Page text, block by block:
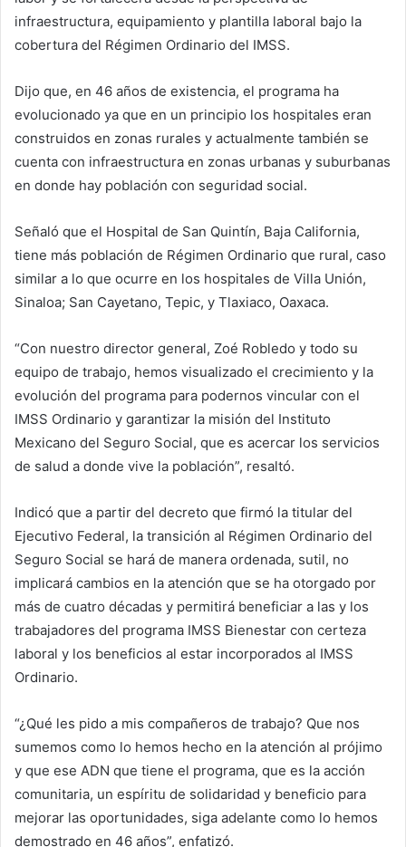
infraestructura, equipamiento y plantilla laboral bajo la
cobertura del Régimen Ordinario del IMSS.
Dijo que, en 46 años de existencia, el programa ha
evolucionado ya que en un principio los hospitales eran
construidos en zonas rurales y actualmente también se
cuenta con infraestructura en zonas urbanas y suburbanas
en donde hay población con seguridad social.
Señaló que el Hospital de San Quintín, Baja California,
tiene más población de Régimen Ordinario que rural, caso
similar a lo que ocurre en los hospitales de Villa Unión,
Sinaloa; San Cayetano, Tepic, y Tlaxiaco, Oaxaca.
“Con nuestro director general, Zoé Robledo y todo su
equipo de trabajo, hemos visualizado el crecimiento y la
evolución del programa para podernos vincular con el
IMSS Ordinario y garantizar la misión del Instituto
Mexicano del Seguro Social, que es acercar los servicios
de salud a donde vive la población”, resaltó.
Indicó que a partir del decreto que firmó la titular del
Ejecutivo Federal, la transición al Régimen Ordinario del
Seguro Social se hará de manera ordenada, sutil, no
implicará cambios en la atención que se ha otorgado por
más de cuatro décadas y permitirá beneficiar a las y los
trabajadores del programa IMSS Bienestar con certeza
laboral y los beneficios al estar incorporados al IMSS
Ordinario.
“¿Qué les pido a mis compañeros de trabajo? Que nos
sumemos como lo hemos hecho en la atención al prójimo
y que ese ADN que tiene el programa, que es la acción
comunitaria, un espíritu de solidaridad y beneficio para
mejorar las oportunidades, siga adelante como lo hemos
demostrado en 46 años”, enfatizó.